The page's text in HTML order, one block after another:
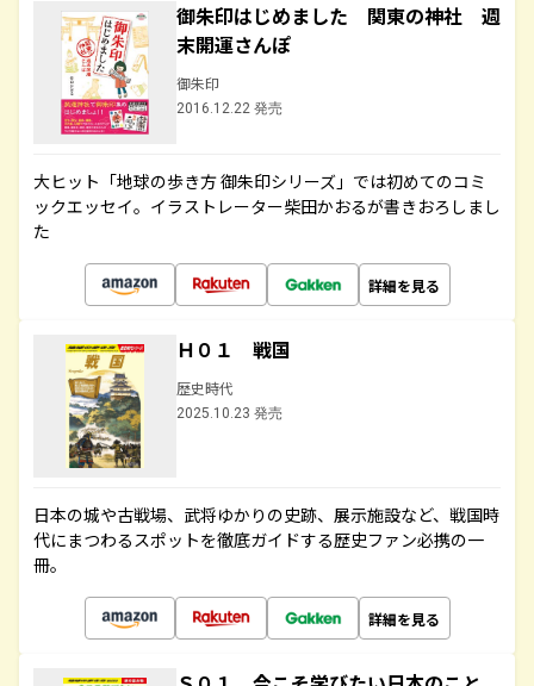
御朱印はじめました 関東の神社 週
末開運さんぽ
御朱印
2016.12.22 発売
大ヒット「地球の歩き方 御朱印シリーズ」では初めてのコミ
ックエッセイ。イラストレーター柴田かおるが書きおろしまし
た
詳細を見る
Ｈ０１ 戦国
歴史時代
2025.10.23 発売
日本の城や古戦場、武将ゆかりの史跡、展示施設など、戦国時
代にまつわるスポットを徹底ガイドする歴史ファン必携の一
冊。
詳細を見る